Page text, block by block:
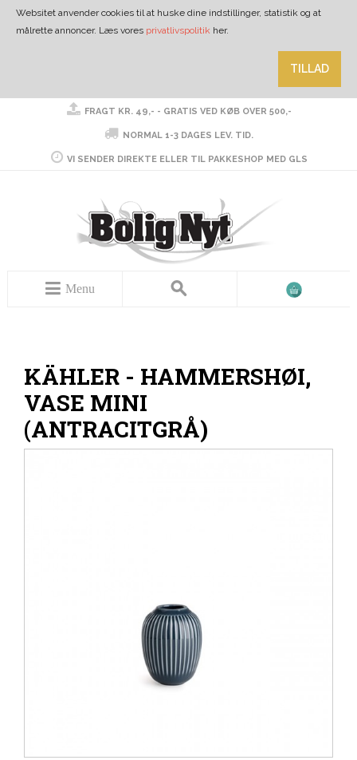
Websitet anvender cookies til at huske dine indstillinger, statistik og at
målrette annoncer. Læs vores privatlivspolitik her.
TILLAD
FRAGT KR. 49,- - GRATIS VED KØB OVER 500,-
NORMAL 1-3 DAGES LEV. TID.
VI SENDER DIREKTE ELLER TIL PAKKESHOP MED GLS
Menu
KÄHLER - HAMMERSHØI,
VASE MINI
(ANTRACITGRÅ)